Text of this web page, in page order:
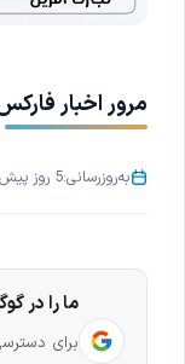
مرور اخبار فارکس
به‌روزرسانی:5 روز پیش
ما را در
برای